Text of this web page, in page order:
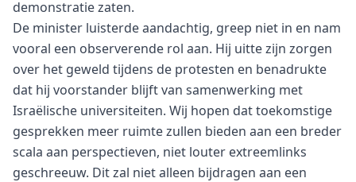
demonstratie zaten.
De minister luisterde aandachtig, greep niet in en nam
vooral een observerende rol aan. Hij uitte zijn zorgen
over het geweld tijdens de protesten en benadrukte
dat hij voorstander blijft van samenwerking met
Israëlische universiteiten. Wij hopen dat toekomstige
gesprekken meer ruimte zullen bieden aan een breder
scala aan perspectieven, niet louter extreemlinks
geschreeuw. Dit zal niet alleen bijdragen aan een